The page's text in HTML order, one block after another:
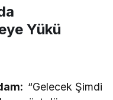
Yükü
“Gelecek Şimdi